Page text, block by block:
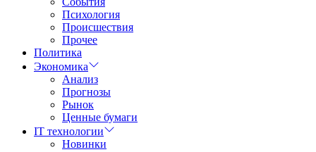
Психология
Происшествия
Прочее
Политика
Экономика
Анализ
Прогнозы
Рынок
Ценные бумаги
IT технологии
Новинки